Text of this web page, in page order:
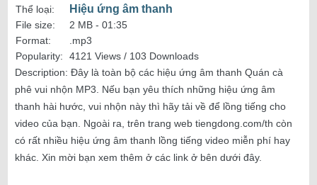
Thể loại:
Hiệu ứng âm thanh
File size: 2 MB - 01:35
Format:
.mp3
Popularity:
4121 Views / 103 Downloads
Description: Đây là toàn bộ các hiệu ứng âm thanh Quán cà
phê vui nhộn MP3. Nếu bạn yêu thích những hiệu ứng âm
thanh hài hước, vui nhộn này thì hãy tải về để lồng tiếng cho
video của bạn. Ngoài ra, trên trang web tiengdong.com/th còn
có rất nhiều hiệu ứng âm thanh lồng tiếng video miễn phí hay
khác. Xin mời bạn xem thêm ở các link ở bên dưới đây.